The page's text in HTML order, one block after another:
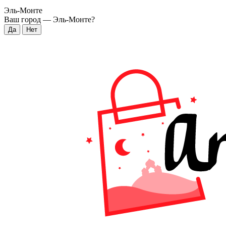
Эль-Монте
Ваш город — Эль-Монте?